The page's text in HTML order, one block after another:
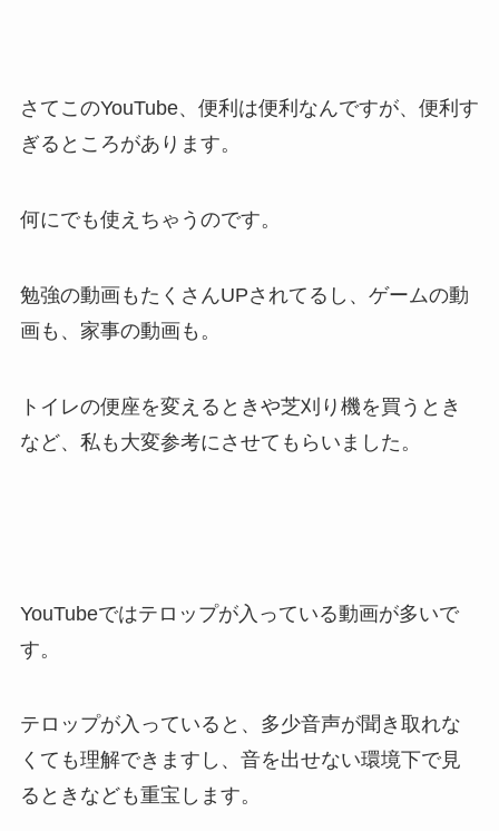
さてこのYouTube、便利は便利なんですが、便利す
ぎるところがあります。
何にでも使えちゃうのです。
勉強の動画もたくさんUPされてるし、ゲームの動
画も、家事の動画も。
トイレの便座を変えるときや芝刈り機を買うとき
など、私も大変参考にさせてもらいました。
YouTubeではテロップが入っている動画が多いで
す。
テロップが入っていると、多少音声が聞き取れな
くても理解できますし、音を出せない環境下で見
るときなども重宝します。